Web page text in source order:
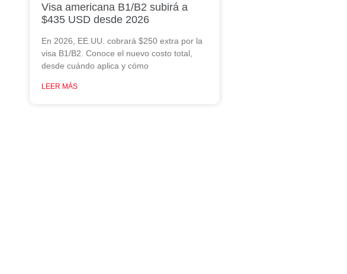
Visa americana B1/B2 subirá a
$435 USD desde 2026
En 2026, EE.UU. cobrará $250 extra por la
visa B1/B2. Conoce el nuevo costo total,
desde cuándo aplica y cómo
LEER MÁS